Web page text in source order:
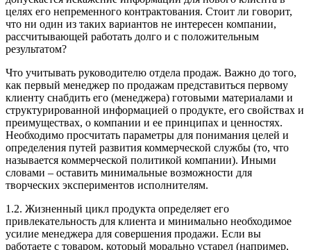
целях его непременного контрактования. Стоит ли говорит,
что ни один из таких вариантов не интересен компании,
рассчитывающей работать долго и с положительным
результатом?
Что учитывать руководителю отдела продаж. Важно до того,
как первый менеджер по продажам представиться первому
клиенту снабдить его (менеджера) готовыми материалами и
структурированной информацией о продукте, его свойствах и
преимуществах, о компании и ее принципах и ценностях.
Необходимо просчитать параметры для понимания целей и
определения путей развития коммерческой службы (то, что
называется коммерческой политикой компании). Иными
словами – оставить минимальные возможности для
творческих экспериментов исполнителям.
1.2. Жизненный цикл продукта определяет его
привлекательность для клиента и минимально необходимое
усилие менеджера для совершения продажи. Если вы
работаете с товаром, который морально устарел (например,